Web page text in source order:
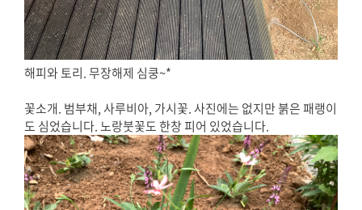
해피와 토리. 무장해제 심쿵~*
꽃소개. 범부채, 사루비아, 가시꽃. 사진에는 없지만 붉은 패랭이
도 심었습니다. 노랑붓꽃도 한창 피어 있었습니다.